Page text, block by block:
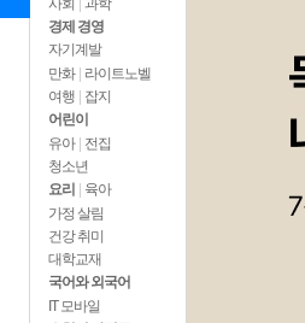
사회 | 과학
경제 경영
자기계발
만화 | 라이트노벨
여행
잡지
어린이
유아 | 전집
청소년
요리
육아
가정 살림
건강 취미
대학교재
국어와 외국어
IT 모바일